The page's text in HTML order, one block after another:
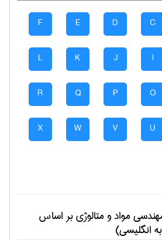
C
D
E
F
I
J
K
L
O
P
Q
R
U
V
W
X
مواد و متالوژیبر اساس
انگلیسی)